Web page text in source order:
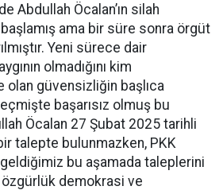
Abdullah Öcalan’ın silah
başlamış ama bir süre sonra örgüt
Yeni sürece dair
olmadığını kim
olan güvensizliğin başlıca
başarısız olmuş bu
Öcalan 27 Şubat 2025 tarihli
talepte bulunmazken, PKK
bu aşamada taleplerini
özgürlük demokrasi ve